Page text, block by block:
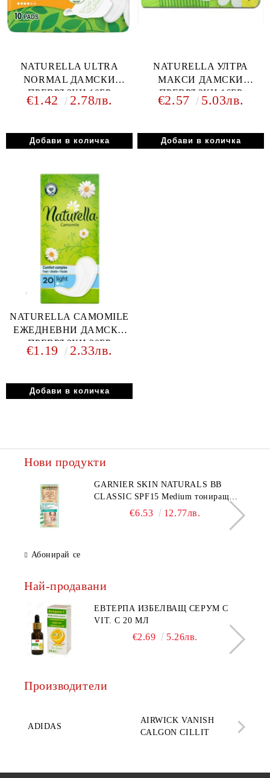
NATURELLA ULTRA
NORMAL ДАМСКИ
ПРЕВРЪЗКИ 10БР
€1.42 2.78лв.
NATURELLA УЛТРА
МАКСИ ДАМСКИ
ПРЕВРЪЗКИ 16БР
€2.57 5.03лв.
NATURELLA CAMOMILE
ЕЖЕДНЕВНИ ДАМСКИ
ПРЕВРЪЗКИ 20БР
€1.19 2.33лв.
Нови продукти
GARNIER SKIN NATURALS BB
CLASSIC SPF15 Medium тониращ
дневен крем за лице среден нюанс за
€6.53 12.77лв.
Абонирай се
Най-продавани
ЕВТЕРПА ИЗБЕЛВАЩ СЕРУМ С
VIT. C 20 МЛ
€2.69 5.26лв.
Производители
ADIDAS
AIRWICK VANISH
CALGON CILLIT